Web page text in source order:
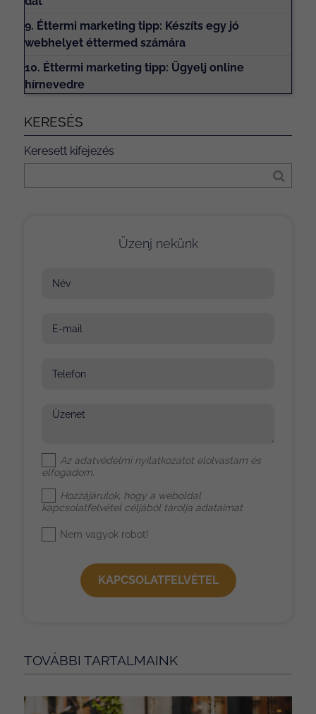
9. Éttermi marketing tipp: Készíts egy jó
webhelyet éttermed számára
10. Éttermi marketing tipp: Ügyelj online
hírnevedre
KERESÉS
Keresett kifejezés
Üzenj nekünk
Név
E-mail
Telefon
Üzenet
Az adatvédelmi nyilatkozatot elolvastam és
elfogadom.
Hozzájárulok, hogy a weboldal
kapcsolatfelvétel céljából tárolja adataimat
Nem vagyok robot!
KAPCSOLATFELVÉTEL
TOVÁBBI TARTALMAINK